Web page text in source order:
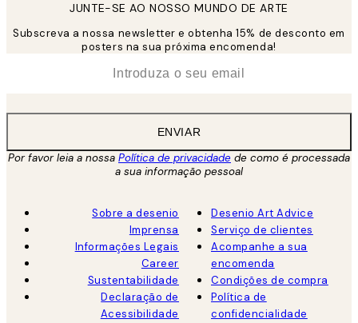
JUNTE-SE AO NOSSO MUNDO DE ARTE
Subscreva a nossa newsletter e obtenha 15% de desconto em
posters na sua próxima encomenda!
ENVIAR
Por favor leia a nossa Política de privacidade de como é processada
a sua informação pessoal
Sobre a desenio
Imprensa
Informações Legais
Career
Sustentabilidade
Declaração de
Acessibilidade
Desenio Art Advice
Serviço de clientes
Acompanhe a sua
encomenda
Condições de compra
Política de
confidencialidade